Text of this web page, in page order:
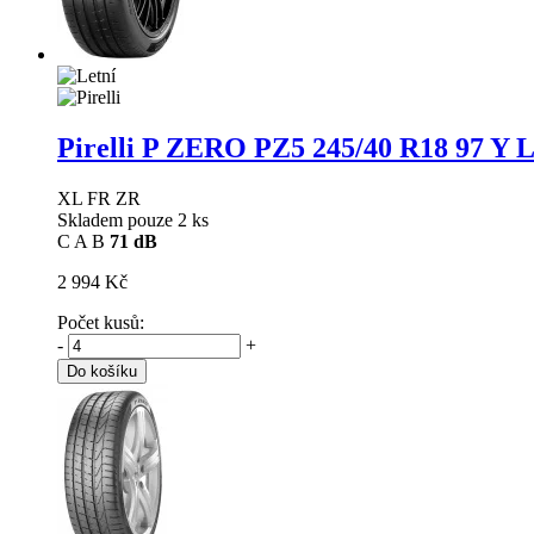
Pirelli P ZERO PZ5 245/40 R18 97 Y
XL FR ZR
Skladem pouze 2 ks
C A B 71 dB
2 994 Kč
Počet kusů:
-
+
Do košíku